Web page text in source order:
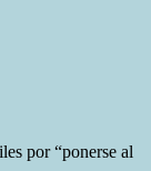
por “ponerse al